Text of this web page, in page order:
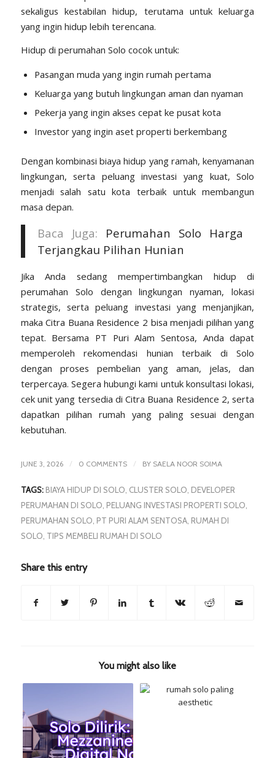
sekaligus kestabilan hidup, terutama untuk keluarga
yang ingin hidup lebih terencana.
Hidup di perumahan Solo cocok untuk:
Pasangan muda yang ingin rumah pertama
Keluarga yang butuh lingkungan aman dan nyaman
Pekerja yang ingin akses cepat ke pusat kota
Investor yang ingin aset properti berkembang
Dengan kombinasi biaya hidup yang ramah, kenyamanan
lingkungan, serta peluang investasi yang kuat, Solo
menjadi salah satu kota terbaik untuk membangun
masa depan.
Baca Juga: Perumahan Solo Harga
Terjangkau Pilihan Hunian
Jika Anda sedang mempertimbangkan hidup di
perumahan Solo dengan lingkungan nyaman, lokasi
strategis, serta peluang investasi yang menjanjikan,
makaCitra Buana Residence 2 bisa menjadi pilihan yang
tepat. Bersama PT Puri Alam Sentosa, Anda dapat
memperoleh rekomendasi hunian terbaik di Solo
dengan proses pembelian yang aman, jelas, dan
terpercaya. Segera hubungi kami untuk konsultasi lokasi,
cek unit yang tersedia di Citra Buana Residence 2, serta
dapatkan pilihan rumah yang paling sesuai dengan
kebutuhan.
JUNE 3, 2026 / 0 COMMENTS / BY SAELA NOOR SOIMA
TAGS: BIAYA HIDUP DI SOLO CLUSTER SOLO DEVELOPER
PERUMAHAN DI SOLO PELUANG INVESTASI PROPERTI SOLO
PERUMAHAN SOLO PT PURI ALAM SENTOSA, RUMAH DI
SOLO TIPS MEMBELI RUMAH DI SOLO
Share this entry
You might also like